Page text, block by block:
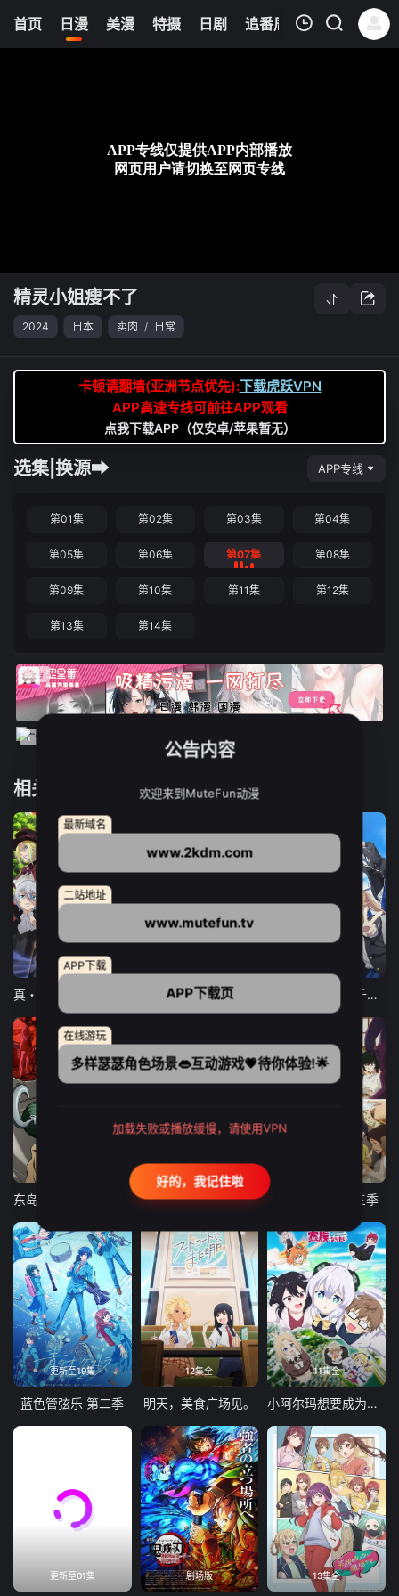
首页 日漫 美漫 特摄 日剧 追番周表 今日更新
8
清空
精灵小姐瘦不了
2024 日本 卖肉 / 日常
卡顿请翻墙(亚洲节点优先):下载虎跃VPN
APP高速专线可前往APP观看
点我下载APP（仅安卓/苹果暂无）
选集|换源➡ APP专线
第01集 第02集 第03集 第04集
第05集 第06集 第07集 第08集
第09集 第10集 第11集 第12集
第13集 第14集
相关推荐
12集全
东京猫猫 NEW～♡ 弹珠汽水瓶里的千岁同学
更新至21集
古诺希亚 致不灭的你 第三季
更新至19集
蓝色管弦乐 第二季
12集全
明天，美食广场见。
11集全
小阿尔玛想要成为家人
更新至01集 剧场版 13集全
公告内容
欢迎来到MuteFun动漫
最新域名
www.2kdm.com
二站地址
www.mutefun.tv
APP下载
APP下载页
在线游玩
多样瑟瑟角色场景👄互动游戏💗待你体验!🌟
加载失败或播放缓慢，请使用VPN
好的，我记住啦